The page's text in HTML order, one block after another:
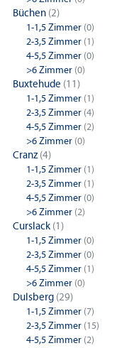
Büchen (2)
1-1,5 Zimmer (0)
2-3,5 Zimmer (1)
4-5,5 Zimmer (0)
>6 Zimmer (0)
Buxtehude (11)
1-1,5 Zimmer (1)
2-3,5 Zimmer (4)
4-5,5 Zimmer (2)
>6 Zimmer (0)
Cranz(4)
1-1,5 Zimmer (1)
2-3,5 Zimmer (1)
4-5,5 Zimmer (0)
>6 Zimmer (2)
Curslack (1)
1-1,5 Zimmer (0)
2-3,5 Zimmer (0)
4-5,5 Zimmer (1)
>6 Zimmer (0)
Dulsberg (29)
1-1,5 Zimmer (7)
2-3,5 Zimmer (15)
4-5,5 Zimmer (2)